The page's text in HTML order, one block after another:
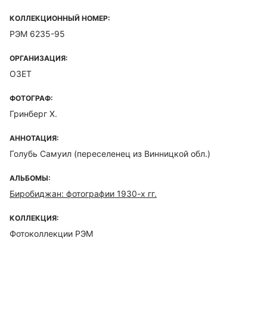
КОЛЛЕКЦИОННЫЙ НОМЕР:
РЭМ 6235-95
ОРГАНИЗАЦИЯ:
ОЗЕТ
ФОТОГРАФ:
Гринберг Х.
АННОТАЦИЯ:
Голубь Самуил (переселенец из Винницкой обл.)
АЛЬБОМЫ:
Биробиджан: фотографии 1930-х гг.
КОЛЛЕКЦИЯ:
Фотоколлекции РЭМ